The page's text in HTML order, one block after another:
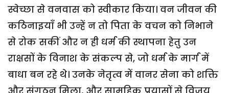
स्वेच्छा से वनवास को स्वीकार किया। वन जीवन की
कठिनाइयाँ भी उन्हें न तो पिता के वचन को निभाने
से रोक सकीं और न ही धर्म की स्थापना हेतु उन
राक्षसों के विनाश के संकल्प से, जो धर्म के मार्ग में
बाधा बन रहे थे। उनके नेतृत्व में वानर सेना को शक्ति